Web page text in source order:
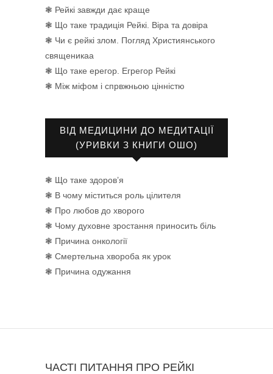
❃ Рейкі завжди дає краще
❃ Що таке традиція Рейкі. Віра та довіра
❃ Чи є рейкі злом. Погляд Християнського
священикаа
❃ Що таке ерегор. Егрегор Рейкі
❃ Між міфом і спрвжньою цінністю
ВІД МЕДИЦИНИ ДО МЕДИТАЦІЇ
(УРИВКИ З КНИГИ ОШО)
❃ Що таке здоров’я
❃ В чому міститься роль цілителя
❃ Про любов до хворого
❃ Чому духовне зростання приносить біль
❃ Причина онкології
❃ Смертельна хвороба як урок
❃ Причина одужання
ЧАСТІ ПИТАННЯ ПРО РЕЙКІ